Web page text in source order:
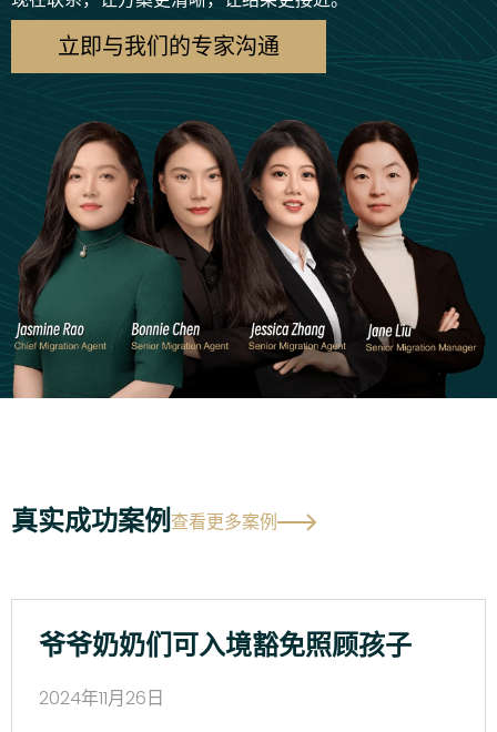
立即与我们的专家沟通
真实成功案例查看更多案例
爷爷奶奶们可入境豁免照顾孩子
2024年11月26日